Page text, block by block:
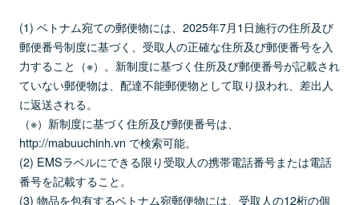
(1) ベトナム宛ての郵便物には、2025年7月1日施行の住所及び
郵便番号制度に基づく、受取人の正確な住所及び郵便番号を入
力すること（※）。新制度に基づく住所及び郵便番号が記載され
ていない郵便物は、配達不能郵便物として取り扱われ、差出人
に返送される。
（※）新制度に基づく住所及び郵便番号は、
http://mabuuchinh.vn で検索可能。
(2) EMSラベルにできる限り受取人の携帯電話番号または電話
番号を記載すること。
(3) 物品を包有するベトナム宛郵便物には、受取人の12桁の個